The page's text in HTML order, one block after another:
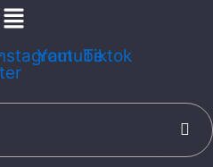
Menu
YoutubeTiktok